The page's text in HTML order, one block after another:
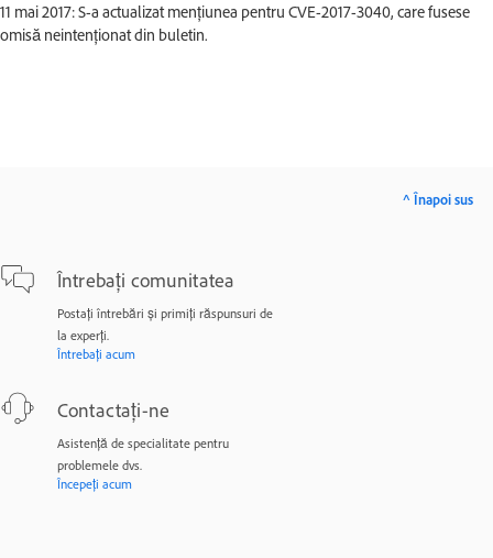
11 mai 2017: S-a actualizat mențiunea pentru CVE-2017-3040, care fusese
omisă neintenționat din buletin.
Întrebați comunitatea
Postați întrebări și primiți răspunsuri de
la experți.
Întrebați acum
Contactați-ne
Asistență de specialitate pentru
problemele dvs.
Începeți acum
^ Înapoi sus